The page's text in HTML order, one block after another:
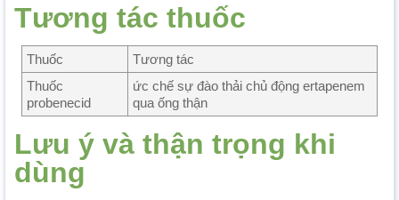
Tương tác thuốc
Thuốc
Tương tác
Thuốc
probenecid
ức chế sự đào thải chủ động ertapenem
qua ống thận
Lưu ý và thận trọng khi
dùng